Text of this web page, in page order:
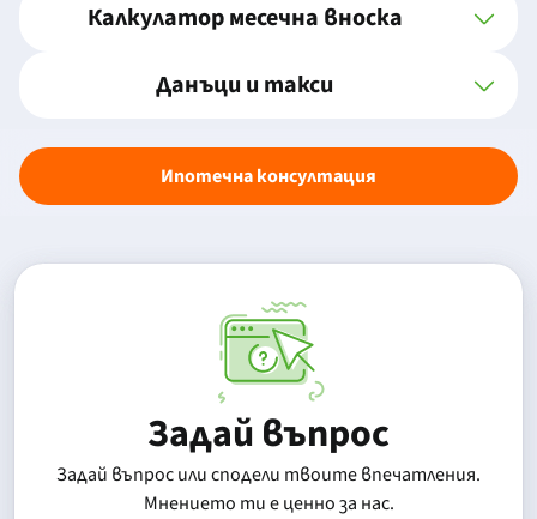
Калкулатор месечна вноска
Данъци и такси
Ипотечна консултация
Задай въпрос
Задай въпрос или сподели твоите впечатления.
Mнението ти е ценно за нас.